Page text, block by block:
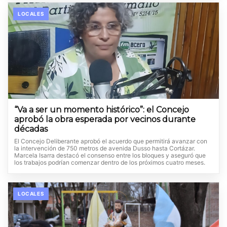
LOCALES
“Va a ser un momento histórico”: el Concejo
aprobó la obra esperada por vecinos durante
décadas
El Concejo Deliberante aprobó el acuerdo que permitirá avanzar con
la intervención de 750 metros de avenida Dusso hasta Cortázar.
Marcela Isarra destacó el consenso entre los bloques y aseguró que
los trabajos podrían comenzar dentro de los próximos cuatro meses.
LOCALES